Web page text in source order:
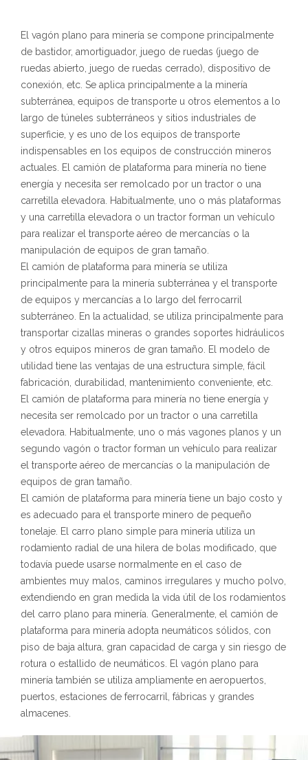
El vagón plano para minería se compone principalmente
de bastidor, amortiguador, juego de ruedas (juego de
ruedas abierto, juego de ruedas cerrado), dispositivo de
conexión, etc. Se aplica principalmente a la minería
subterránea, equipos de transporte u otros elementos a lo
largo de túneles subterráneos y sitios industriales de
superficie, y es uno de los equipos de transporte
indispensables en los equipos de construcción mineros
actuales. El camión de plataforma para minería no tiene
energía y necesita ser remolcado por un tractor o una
carretilla elevadora. Habitualmente, uno o más plataformas
y una carretilla elevadora o un tractor forman un vehículo
para realizar el transporte aéreo de mercancías o la
manipulación de equipos de gran tamaño.
El camión de plataforma para minería se utiliza
principalmente para la minería subterránea y el transporte
de equipos y mercancías a lo largo del ferrocarril
subterráneo. En la actualidad, se utiliza principalmente para
transportar cizallas mineras o grandes soportes hidráulicos
y otros equipos mineros de gran tamaño. El modelo de
utilidad tiene las ventajas de una estructura simple, fácil
fabricación, durabilidad, mantenimiento conveniente, etc.
El camión de plataforma para minería no tiene energía y
necesita ser remolcado por un tractor o una carretilla
elevadora. Habitualmente, uno o más vagones planos y un
segundo vagón o tractor forman un vehículo para realizar
el transporte aéreo de mercancías o la manipulación de
equipos de gran tamaño.
El camión de plataforma para minería tiene un bajo costo y
es adecuado para el transporte minero de pequeño
tonelaje. El carro plano simple para minería utiliza un
rodamiento radial de una hilera de bolas modificado, que
todavía puede usarse normalmente en el caso de
ambientes muy malos, caminos irregulares y mucho polvo,
extendiendo en gran medida la vida útil de los rodamientos
del carro plano para minería. Generalmente, el camión de
plataforma para minería adopta neumáticos sólidos, con
piso de baja altura, gran capacidad de carga y sin riesgo de
rotura o estallido de neumáticos. El vagón plano para
minería también se utiliza ampliamente en aeropuertos,
puertos, estaciones de ferrocarril, fábricas y grandes
almacenes.